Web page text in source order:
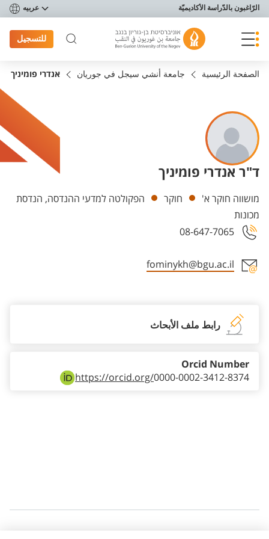
תפריט נגישות
الرّاغبون بالدّراسة الأكاديميّة عربيه
للتسجيل
الصفحة الرئيسية جامعة أنشي سيجل في جوريان אנדרי פומיניך
ד"ר אנדרי פומיניך
Departments
מושווה חוקר א' חוקר
הפקולטה למדעי ההנדסה, הנדסת
מכונות
08-647-7065
fominykh@bgu.ac.il
رابط ملف الأبحاث
https://orcid.org/0000-0002-3412-8374
Orcid Number